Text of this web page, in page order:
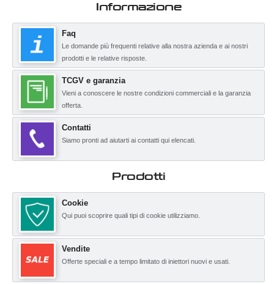
Informazione
Faq
Le domande più frequenti relative alla nostra azienda e ai nostri
prodotti e le relative risposte.
TCGV e garanzia
Vieni a conoscere le nostre condizioni commerciali e la garanzia
offerta.
Contatti
Siamo pronti ad aiutarti ai contatti qui elencati.
Prodotti
Cookie
Qui puoi scoprire quali tipi di cookie utilizziamo.
Vendite
Offerte speciali e a tempo limitato di iniettori nuovi e usati.